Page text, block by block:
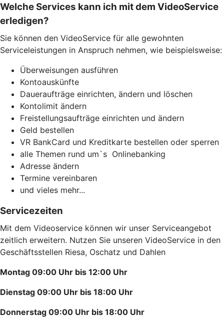
Welche Services kann ich mit dem VideoService
erledigen?
Sie können den VideoService für alle gewohnten
Serviceleistungen in Anspruch nehmen, wie beispielsweise:
Überweisungen ausführen
Kontoauskünfte
Daueraufträge einrichten, ändern und löschen
Kontolimit ändern
Freistellungsaufträge einrichten und ändern
Geld bestellen
VR BankCard und Kreditkarte bestellen oder sperren
alle Themen rund um`s Onlinebanking
Adresse ändern
Termine vereinbaren
und vieles mehr...
Servicezeiten
Mit dem Videoservice können wir unser Serviceangebot
zeitlich erweitern. Nutzen Sie unseren VideoService in den
Geschäftsstellen Riesa, Oschatz und Dahlen
Montag 09:00 Uhr bis 12:00 Uhr
Dienstag 09:00 Uhr bis 18:00 Uhr
Donnerstag 09:00 Uhr bis 18:00 Uhr